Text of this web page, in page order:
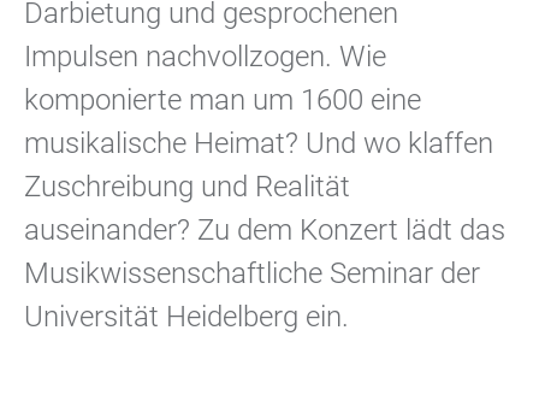
Darbietung und gesprochenen
Impulsen nachvollzogen. Wie
komponierte man um 1600 eine
musikalische Heimat? Und wo klaffen
Zuschreibung und Realität
auseinander? Zu dem Konzert lädt das
Musikwissenschaftliche Seminar der
Universität Heidelberg ein.